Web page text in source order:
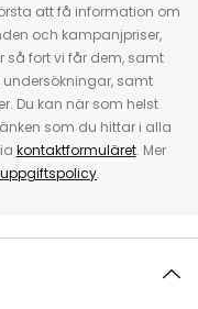
att få information om
och kampanjpriser,
så fort vi får dem, samt
samt
Du kan när som helst
som du hittar i alla
kontaktformuläret. Mer
.